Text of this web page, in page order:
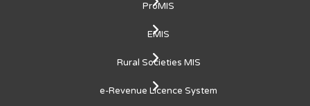
ProMIS
EMIS
Rural Societies MIS
e-Revenue Licence System